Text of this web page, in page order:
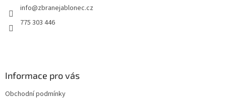
info@zbranejablonec.cz
775 303 446
Informace pro vás
Obchodní podmínky